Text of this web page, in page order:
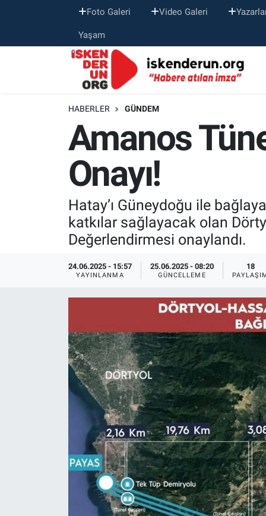
Foto Galeri Video Galeri
Yaşam
HABERLER GÜNDEM
Amanos
Onayı!
Hatay’ı Güneydoğu ile
katkılar sağlayacak olan
Değerlendirmesi onaylandı.
24.06.2025 - 15:57
YAYINLANMA
25.06.2025 - 08:20
GÜNCELLEME
18